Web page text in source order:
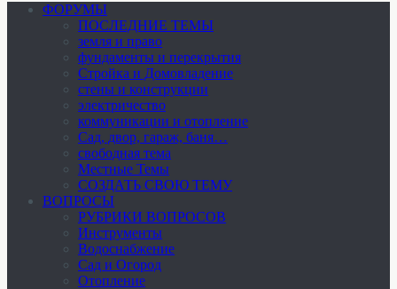
ФОРУМЫ
ПОСЛЕДНИЕ ТЕМЫ
земля и право
фундаменты и перекрытия
Стройка и Домовладение
стены и конструкции
электричество
коммуникации и отопление
Cад, двор, гараж, баня…
свободная тема
Местные Темы
СОЗДАТЬ СВОЮ ТЕМУ
ВОПРОСЫ
РУБРИКИ ВОПРОСОВ
Инструменты
Водоснабжение
Сад и Огород
Отопление